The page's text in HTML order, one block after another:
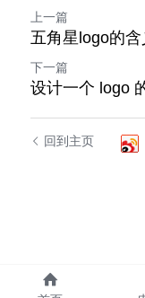
上一篇
五角星logo的含
下一篇
设计一个 logo
回到主页